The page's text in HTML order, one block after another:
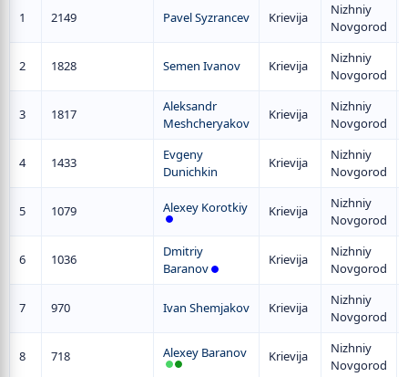
1 2149 Pavel Syzrancev Krievija
Nizhniy
Novgorod
2 1828 Semen Ivanov Krievija
Nizhniy
Novgorod
3 1817
Aleksandr
Meshcheryakov
Krievija
Nizhniy
Novgorod
4 1433
Evgeny
Dunichkin
Krievija
Nizhniy
Novgorod
5 1079 Alexey Korotkiy Krievija
Nizhniy
Novgorod
6 1036
Dmitriy
Baranov
Krievija
Nizhniy
Novgorod
7 970 Ivan Shemjakov Krievija
Nizhniy
Novgorod
8 718 Alexey Baranov Krievija
Nizhniy
Novgorod